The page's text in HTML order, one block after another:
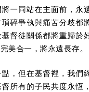
一同站在主面前，永
碎爭執與痛苦分歧都
督徒關係都將重歸於
美合一，將永遠長存。
，但在基督裡，我們
所有的子民共度永恆